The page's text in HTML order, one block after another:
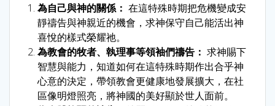
為自己與神的關係： 在這特殊時期把危機變成安
靜禱告與神親近的機會，求神保守自己能活出神
喜悅的樣式榮耀祂。
為教會的牧者、執理事等領袖們禱告： 求神賜下
智慧與能力，知道如何在這特殊時期作出合乎神
心意的決定，帶領教會更健康地發展擴大，在社
區像明燈照亮，將神國的美好顯於世人面前。